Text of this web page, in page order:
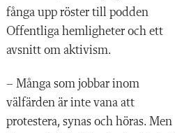
fånga upp röster till podden
Offentliga hemligheter och ett
avsnitt om aktivism.
– Många som jobbar inom
välfärden är inte vana att
protestera, synas och höras. Men